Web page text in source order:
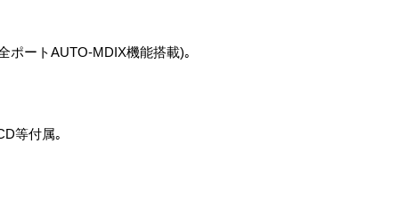
ポートAUTO-MDIX機能搭載)｡
等付属｡